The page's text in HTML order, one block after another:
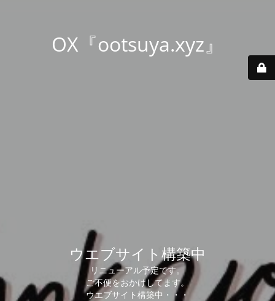
OX『ootsuya.xyz』
ウエブサイト構築中
リニューアル予定です。
ご不便をおかけしてます。
ウエブサイト構築中・・・